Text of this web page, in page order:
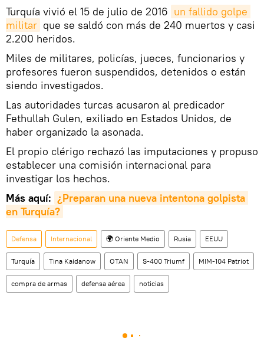
Turquía vivió el 15 de julio de 2016 un fallido golpe
militar que se saldó con más de 240 muertos y casi
2.200 heridos.
Miles de militares, policías, jueces, funcionarios y
profesores fueron suspendidos, detenidos o están
siendo investigados.
Las autoridades turcas acusaron al predicador
Fethullah Gulen, exiliado en Estados Unidos, de
haber organizado la asonada.
El propio clérigo rechazó las imputaciones y propuso
establecer una comisión internacional para
investigar los hechos.
Más aquí: ¿Preparan una nueva intentona golpista
en Turquía?
Defensa Internacional 🌍 Oriente Medio Rusia EEUU
Turquía Tina Kaidanow OTAN S-400 Triumf MIM-104 Patriot
compra de armas defensa aérea noticias